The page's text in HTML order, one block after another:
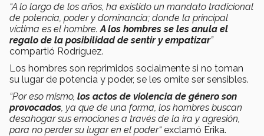
“A lo largo de los años, ha existido un mandato tradicional
de potencia, poder y dominancia; donde la principal
víctima es el hombre. A los hombres se les anula el
regalo de la posibilidad de sentir y empatizar”
compartió Rodríguez.
Los hombres son reprimidos socialmente si no toman
su lugar de potencia y poder, se les omite ser sensibles.
“Por eso mismo, los actos de violencia de género son
provocados , ya que de una forma, los hombres buscan
desahogar sus emociones a través de la ira y agresión,
para no perder su lugar en el poder“ exclamó Erika.